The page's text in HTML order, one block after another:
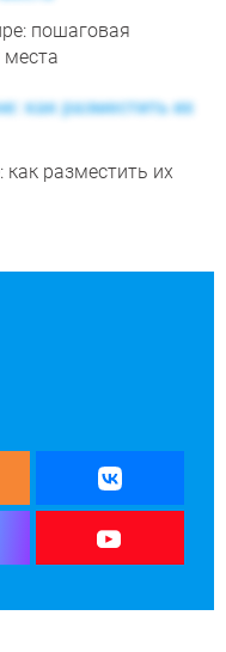
пошаговая
места
как разместить их